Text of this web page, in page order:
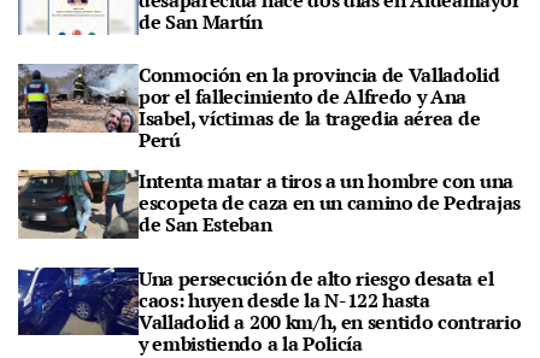
de San Martín
Conmoción en la provincia de Valladolid
por el fallecimiento de Alfredo y Ana
Isabel, víctimas de la tragedia aérea de
Perú
Intenta matar a tiros a un hombre con una
escopeta de caza en un camino de Pedrajas
de San Esteban
Una persecución de alto riesgo desata el
caos: huyen desde la N-122 hasta
Valladolid a 200 km/h, en sentido contrario
y embistiendo a la Policía